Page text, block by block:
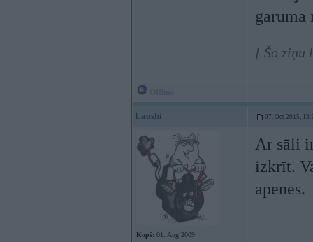
garuma
[ Šo ziņu
Laoshi 07. Oct 2015,
Kopš: 01. Aug 2009
Ar sāli
izkrīt.
apenes.